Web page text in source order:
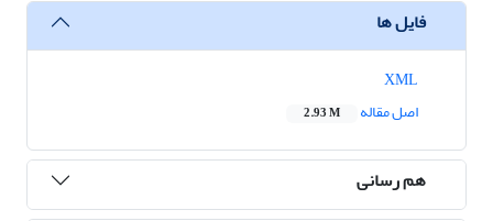
فایل ها
اصل مقاله
2.93 M
هم رسانی